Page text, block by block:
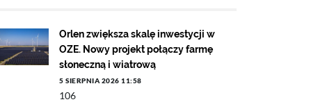
Orlen zwiększa skalę inwestycji w
OZE. Nowy projekt połączy farmę
słoneczną i wiatrową
5 SIERPNIA 2026 11:58
106